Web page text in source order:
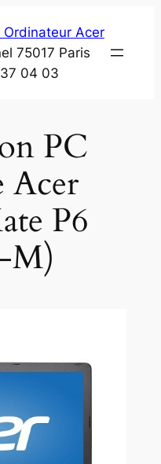
Ordinateur Acer
75017 Paris
04 03
PC
Acer
P6
M)